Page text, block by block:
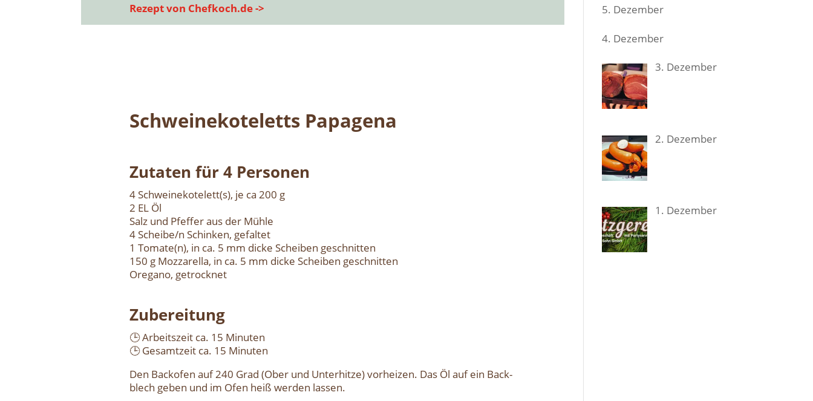
Rezept von Chefkoch.de ->
Schwei­ne­ko­te­letts Papa­ge­na
Zuta­ten für 4 Per­so­nen
4 Schweinekotelett(s), je ca 200 g
2 EL Öl
Salz und Pfef­fer aus der Müh­le
4 Scheibe/n Schin­ken, gefal­tet
1 Tomate(n), in ca. 5 mm dicke Schei­ben geschnit­ten
150 g Moz­za­rel­la, in ca. 5 mm dicke Schei­ben geschnit­ten
Ore­ga­no, getrock­net
Zube­rei­tung
🕒 Arbeits­zeit ca. 15 Minu­ten
🕒 Gesamt­zeit ca. 15 Minu­ten
Den Back­ofen auf 240 Grad (Ober und Unter­hit­ze) vor­hei­zen. Das Öl auf ein Back­
blech geben und im Ofen heiß wer­den las­sen.
5. Dezem­ber
4. Dezem­ber
3. Dezem­ber
2. Dezem­ber
1. Dezem­ber